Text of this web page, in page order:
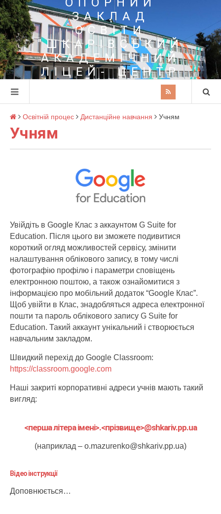
ЗАКЛАД
ОСВІТИ
"ШКАРІВСЬКИЙ
АКАДЕМІЧНИЙ
ЛІЦЕЙ- ЦЕНТР
ПОЗАШКІЛЬНОЇ
Освітній процес Дистанційне навчання Учням
Учням
Увійдіть в Google Клас з аккаунтом G Suite for
Education. Після цього ви зможете подивитися
короткий огляд можливостей сервісу, змінити
налаштування облікового запису, в тому числі
фотографію профілю і параметри сповіщень
електронною поштою, а також ознайомитися з
інформацією про мобільний додаток “Google Клас”.
Щоб увійти в Клас, знадобляться адреса електронної
пошти та пароль облікового запису G Suite for
Education. Такий аккаунт унікальний і створюється
навчальним закладом.
Швидкий перехід до Google Classroom:
https://classroom.google.com
Наші закриті корпоративні адреси учнів мають такий
вигляд:
<перша літера імені>.<прізвище>@shkariv.pp.ua
(наприклад – o.mazurenko@shkariv.pp.ua)
Відео інструкції
Доповнюється…